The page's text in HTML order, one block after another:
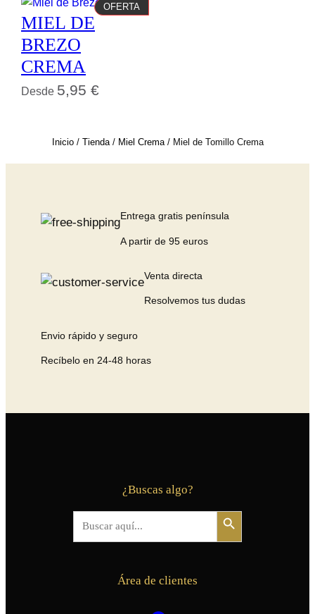
OFERTAPRODUCTO
MIEL DE
BREZO
CREMA
Desde 5,95 €
Inicio/ Tienda/ Miel Crema/ Miel de Tomillo Crema
Entrega gratis península
A partir de 95 euros
Venta directa
Resolvemos tus dudas
Envio rápido y seguro
Recíbelo en 24-48 horas
¿Buscas algo?
Buscar: Botón de búsqueda
Área de clientes